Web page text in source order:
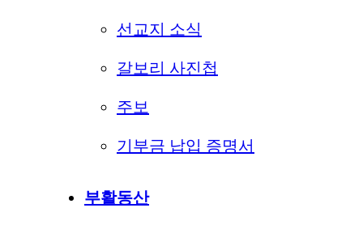
선교지 소식
갈보리 사진첩
주보
기부금 납입 증명서
부활동산